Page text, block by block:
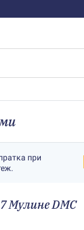
при
Мулине DMC